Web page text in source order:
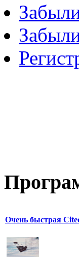
Очень быстрая